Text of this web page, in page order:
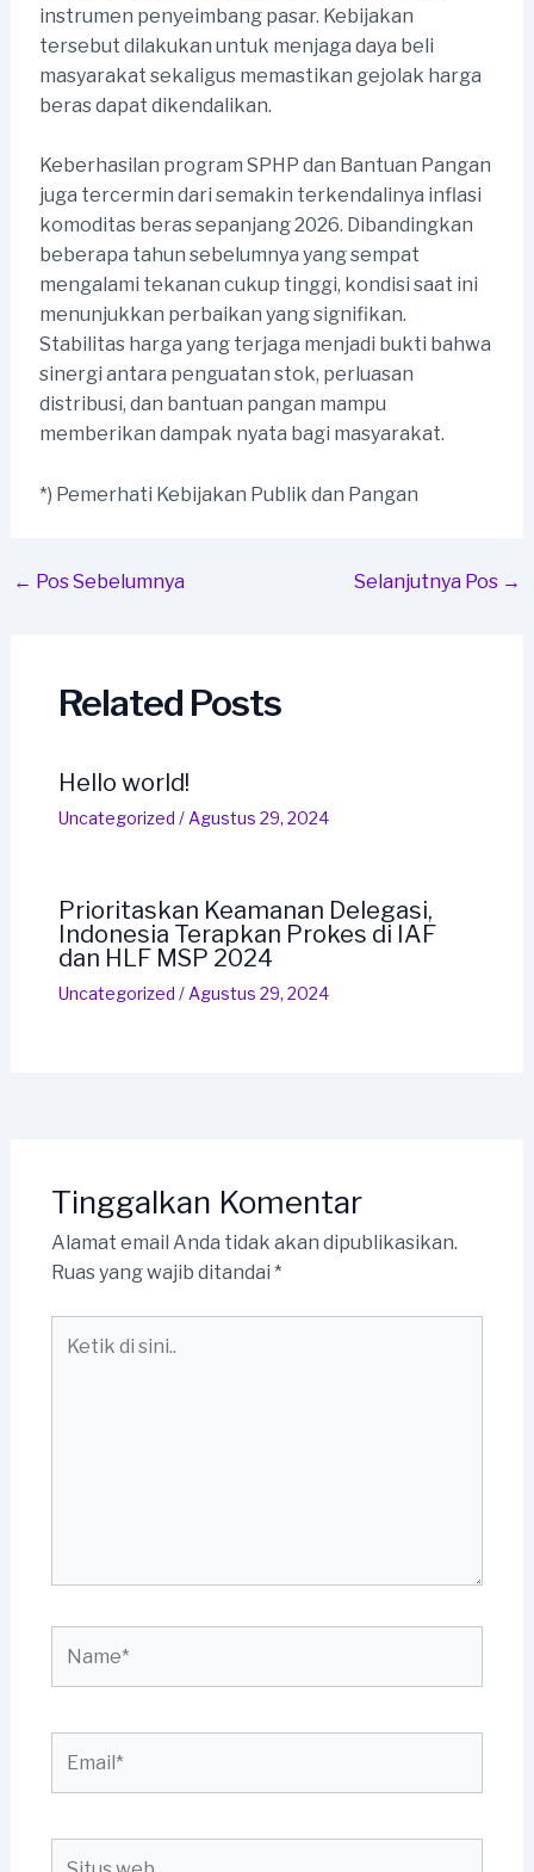
instrumen penyeimbang pasar. Kebijakan
tersebut dilakukan untuk menjaga daya beli
masyarakat sekaligus memastikan gejolak harga
beras dapat dikendalikan.
Keberhasilan program SPHP dan Bantuan Pangan
juga tercermin dari semakin terkendalinya inflasi
komoditas beras sepanjang 2026. Dibandingkan
beberapa tahun sebelumnya yang sempat
mengalami tekanan cukup tinggi, kondisi saat ini
menunjukkan perbaikan yang signifikan.
Stabilitas harga yang terjaga menjadi bukti bahwa
sinergi antara penguatan stok, perluasan
distribusi, dan bantuan pangan mampu
memberikan dampak nyata bagi masyarakat.
*) Pemerhati Kebijakan Publik dan Pangan
Post
← Pos Sebelumnya Selanjutnya Pos →
Related Posts
Hello world!
Uncategorized / Agustus 29, 2024
Prioritaskan Keamanan Delegasi,
Indonesia Terapkan Prokes di IAF
dan HLF MSP 2024
Uncategorized / Agustus 29, 2024
Tinggalkan Komentar
Alamat email Anda tidak akan dipublikasikan.
Ruas yang wajib ditandai *